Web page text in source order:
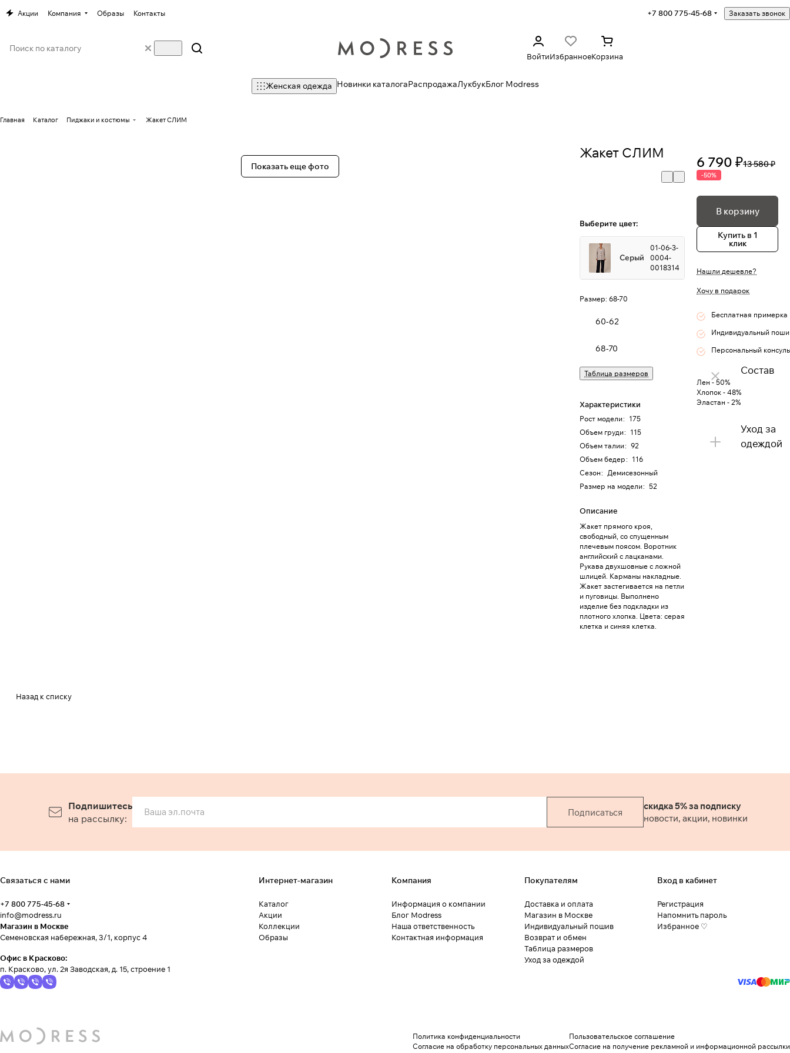
Акции Компания Образы Контакты +7 800 775-45-68 Заказать звонок
ВойтиИзбранноеКорзина
Женская одежда Новинки каталогаРаспродажаЛукбукБлог Modress
Главная Каталог Пиджаки и костюмы Жакет СЛИМ
Показать еще фото
Жакет СЛИМ
Выберите цвет:
Серый
01-06-3-
0004-
0018314
Размер: 68-70
60-62
68-70
Таблица размеров
Характеристики
Рост модели: 175
Объем груди: 115
Объем талии: 92
Объем бедер: 116
Сезон: Демисезонный
Размер на модели: 52
Описание
Жакет прямого кроя,
свободный, со спущенным
плечевым поясом. Воротник
английский с лацканами.
Рукава двухшовные с ложной
шлицей. Карманы накладные.
Жакет застегивается на петли
и пуговицы. Выполнено
изделие без подкладки из
плотного хлопка. Цвета: серая
клетка и синяя клетка.
6 790 ₽13 580 ₽
-50%
В корзину
Купить в 1
клик
Нашли дешевле?
Хочу в подарок
Бесплатная примерка
Индивидуальный
Персональный
Состав
Лен - 50%
Хлопок - 48%
Эластан - 2%
Уход за
одеждой
Назад к списку
Подпишитесь
на рассылку:
Подписаться
скидка 5% за подписку
новости, акции, новинки
Связаться с нами
+7 800 775-45-68
info@modress.ru
Магазин в Москве
Семеновская набережная, 3/1, корпус 4
Офис в Красково:
п. Красково, ул. 2я Заводская, д. 15, строение 1
Интернет-магазин
Каталог
Акции
Коллекции
Образы
Компания
Информация о компании
Блог Modress
Наша ответственность
Контактная информация
Покупателям
Доставка и оплата
Магазин в Москве
Индивидуальный пошив
Возврат и обмен
Таблица размеров
Уход за одеждой
Вход в кабинет
Регистрация
Напомнить пароль
Избранное ♡
Политика конфиденциальности
Согласие на обработку персональных данных
Пользовательское соглашение
Согласие на получение рекламной и информационной рассылки